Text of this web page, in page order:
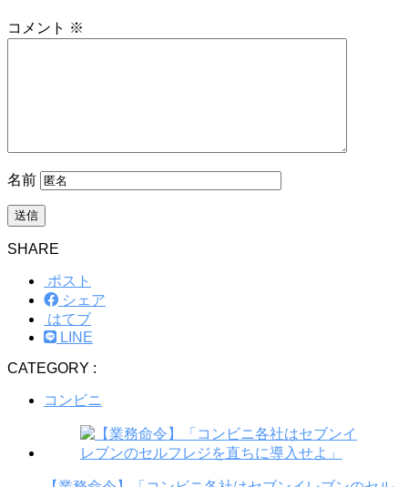
コメント ※
名前
SHARE
ポスト
シェア
はてブ
LINE
CATEGORY :
コンビニ